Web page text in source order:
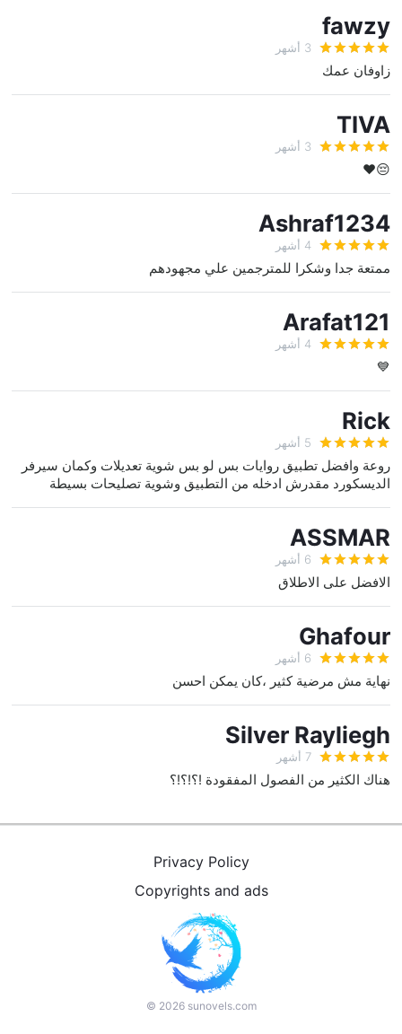
fawzy
3 أشهر
زاوفان عمك
TIVA
3 أشهر
😔♥
Ashraf1234
4 أشهر
ممتعة جدا وشكرا للمترجمين علي مجهودهم
Arafat121
4 أشهر
💙
Rick
5 أشهر
روعة وافضل تطبيق روايات بس لو بس شوية تعديلات وكمان سيرفر
الديسكورد مقدرش ادخله من التطبيق وشوية تصليحات بسيطة
ASSMAR
6 أشهر
الافضل على الاطلاق
Ghafour
6 أشهر
نهاية مش مرضية كثير ،كان يمكن احسن
Silver Rayliegh
7 أشهر
هناك الكثير من الفصول المفقودة !؟!؟!؟
© 2026 sunovels.com
Privacy Policy
Copyrights and ads